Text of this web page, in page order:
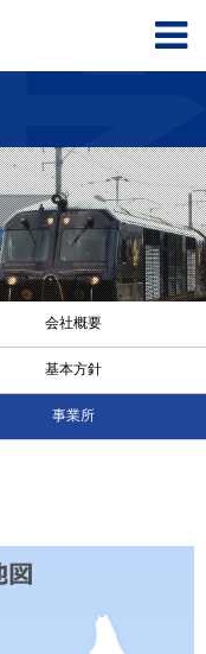
会社概要
基本方針
事業所